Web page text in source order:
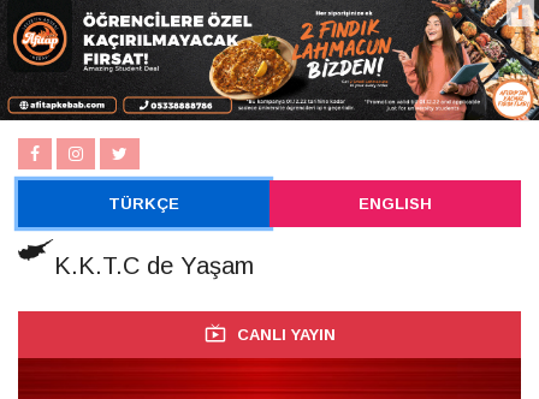
TÜRKÇE ENGLISH
K.K.T.C de Yaşam
CANLI YAYIN